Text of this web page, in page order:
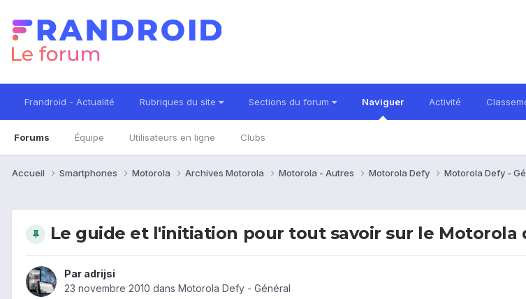
Frandroid - Actualité Rubriques du site Sections du forum Naviguer
Forums Équipe Utilisateurs en ligne Clubs
Activité
Accueil Smartphones Motorola Archives Motorola Motorola - Autres Motorola Defy Motorola Defy -
Le guide et l'initiation pour tout savoir sur le Motorola
Par adrijsi
23 novembre 2010 dans Motorola Defy - Général